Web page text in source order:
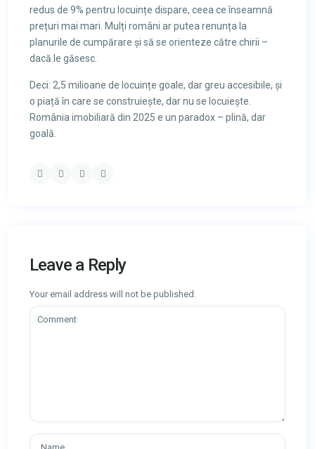
redus de 9% pentru locuințe dispare, ceea ce înseamnă
prețuri mai mari. Mulți români ar putea renunța la
planurile de cumpărare și să se orienteze către chirii –
dacă le găsesc.
Deci: 2,5 milioane de locuințe goale, dar greu accesibile, și
o piață în care se construiește, dar nu se locuiește.
România imobiliară din 2025 e un paradox – plină, dar
goală.
Leave a Reply
Your email address will not be published.